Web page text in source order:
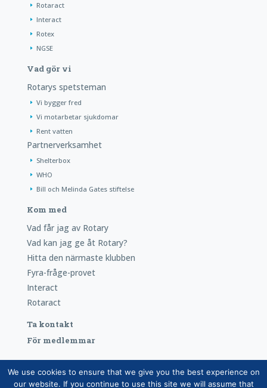
Rotaract
Interact
Rotex
NGSE
Vad gör vi
Rotarys spetsteman
Vi bygger fred
Vi motarbetar sjukdomar
Rent vatten
Partnerverksamhet
Shelterbox
WHO
Bill och Melinda Gates stiftelse
Kom med
Vad får jag av Rotary
Vad kan jag ge åt Rotary?
Hitta den närmaste klubben
Fyra-fråge-provet
Interact
Rotaract
Ta kontakt
För medlemmar
Copyright © Suomen Rotarypalvelu ry 2026 |Redogörelse
We use cookies to ensure that we give you the best experience on
our website. If you continue to use this site we will assume that